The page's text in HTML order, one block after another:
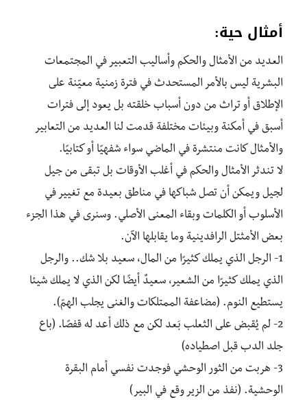
أمثال حية:
العديد من الأمثال والحكم وأساليب التعبير في المجتمعات
البشرية ليس بالأمر المستحدث في فترة زمنية معيّنة على
الإطلاق أو تراث من دون أسباب خلقته بل يعود إلى فترات
أسبق في أمكنة وبيئات مختلفة قدمت لنا العديد من التعابير
والأمثال كانت منتشرة في الماضي سواء شفهيًا أو كتابيًا.
لا تندثر الأمثال والحكم في أغلب الأوقات بل تبقى من جيل
لجيل ويمكن أن تصل شباكها في مناطق بعيدة مع تغيير في
الأسلوب أو الكلمات وبقاء المعنى الأصلي. وسنرى في هذا الجزء
بعض الأمثتل الرافدينية وما يقابلها الآن.
1- الرجل الذي يملك كثيرًا من المال، سعيد بلا شك.. والرجل
الذي يملك كثيرًا من الشعير، سعيدٌ أيضًا لكن الذي لا يملك شيئا
يستطيع النوم. (مضاعفة الممتلكات والغنى يجلب الهمّ).
2- لم يُقبض على الثعلب بَعد لكن مع ذلك أعد له قفصًا. (باع
جلد الدب قبل اصطياده)
3- هربت من الثور الوحشي فوجدت نفسي أمام البقرة
الوحشية. (نفذ من الزير وقع في البير)